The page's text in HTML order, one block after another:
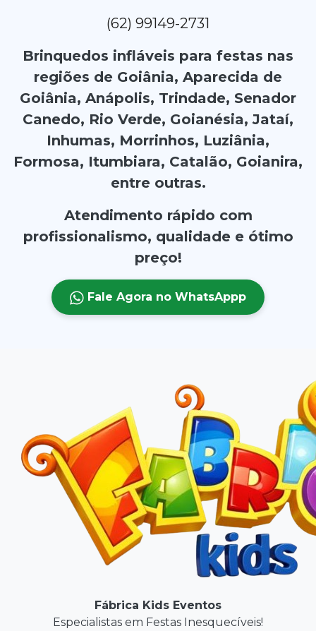
(62) 99149-2731
Brinquedos infláveis para festas nas
regiões de Goiânia, Aparecida de
Goiânia, Anápolis, Trindade, Senador
Canedo, Rio Verde, Goianésia, Jataí,
Inhumas, Morrinhos, Luziânia,
Formosa, Itumbiara, Catalão, Goianira,
entre outras.
Atendimento rápido com
profissionalismo, qualidade e ótimo
preço!
Fale Agora no WhatsAppp
Fábrica Kids Eventos
Especialistas em Festas Inesquecíveis!